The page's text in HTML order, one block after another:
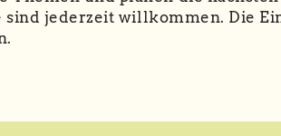
sind jederzeit willkommen. Die